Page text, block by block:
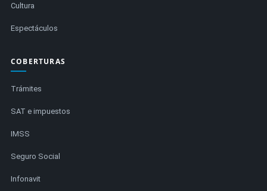
Cultura
Espectáculos
COBERTURAS
Trámites
SAT e impuestos
IMSS
Seguro Social
Infonavit